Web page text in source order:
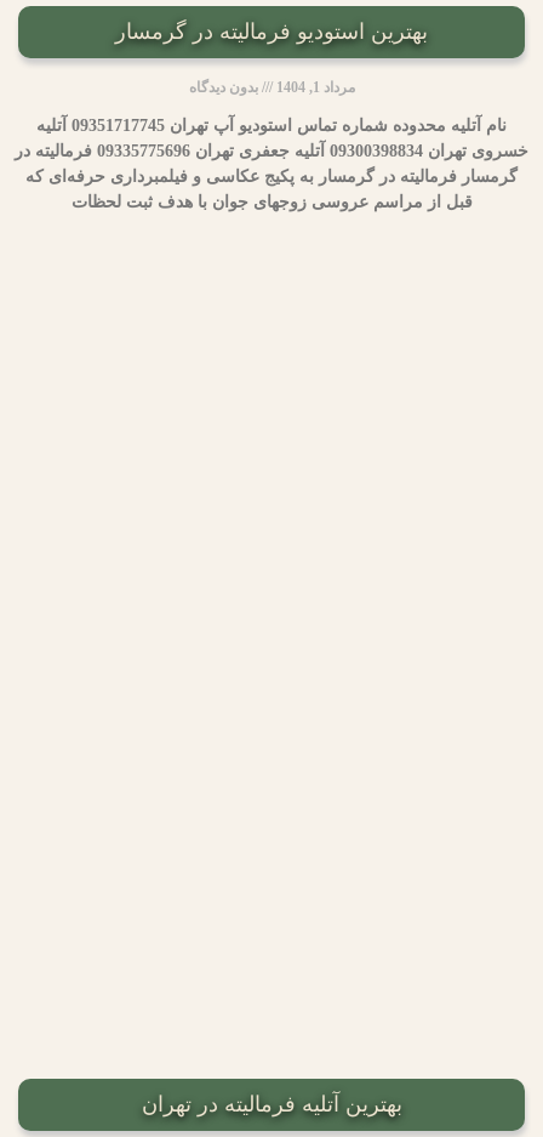
بهترین استودیو فرمالیته در گرمسار
مرداد 1, 1404 بدون دیدگاه
نام آتلیه محدوده شماره تماس استودیو آپ تهران 09351717745 آتلیه
خسروی تهران 09300398834 آتلیه جعفری تهران 09335775696 فرمالیته در
گرمسار فرمالیته در گرمسار به پکیج عکاسی و فیلمبرداری حرفه‌ای که
قبل از مراسم عروسی زوجهای جوان با هدف ثبت لحظات
بهترین آتلیه فرمالیته در تهران